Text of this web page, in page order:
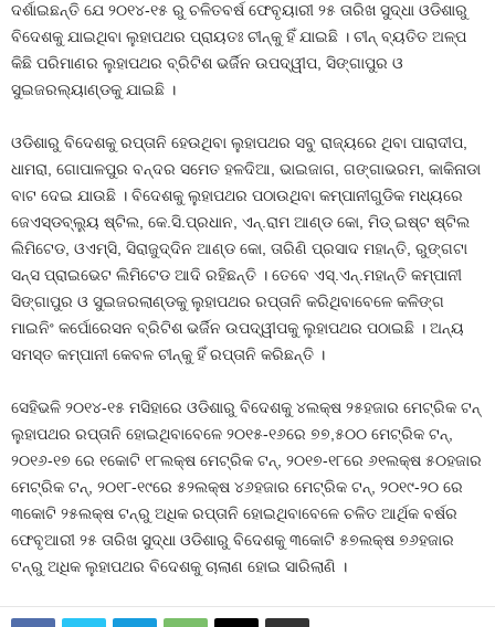
ଦର୍ଶାଇଛନ୍ତି ଯେ ୨୦୧୪-୧୫ ରୁ ଚଳିତବର୍ଷ ଫେବୃୟାରୀ ୨୫ ତାରିଖ ସୁଦ୍ଧା ଓଡିଶାରୁ
ବିଦେଶକୁ ଯାଇଥିବା ଲୁହାପଥର ପ୍ରାୟତଃ ଚୀନ୍‍କୁ ହିଁ ଯାଇଛି । ଚୀନ୍‍ ବ୍ୟତିତ ଅଳ୍ପ
କିଛି ପରିମାଣର ଲୁହାପଥର ବ୍ରିଟିଶ ଭର୍ଜିନ ଉପଦ୍ୱୀପ, ସିଙ୍ଗାପୁର ଓ
ସୁଇଜରଲ୍ୟାଣ୍ଡକୁ ଯାଇଛି ।
ଓଡିଶାରୁ ବିଦେଶକୁ ରପ୍ତାନି ହେଉଥିବା ଲୁହାପଥର ସବୁ ରାଜ୍ୟରେ ଥିବା ପାରାଦୀପ,
ଧାମରା, ଗୋପାଳପୁର ବନ୍ଦର ସମେତ ହଳଦିଆ, ଭାଇଜାଗ, ଗଙ୍ଗାଭରମ, କାକିନାଡା
ବାଟ ଦେଇ ଯାଉଛି । ବିଦେଶକୁ ଲୁହାପଥର ପଠାଉଥିବା କମ୍ପାନୀଗୁଡିକ ମଧ୍ୟରେ
ଜେଏସ୍‍ଡବ୍ଲ୍ୟୁ ଷ୍ଟିଲ, କେ.ସି.ପ୍ରଧାନ, ଏନ୍‍.ରାମ ଆଣ୍ଡ କୋ, ମିଡ୍‍ ଇଷ୍ଟ ଷ୍ଟିଲ
ଲିମିଟେଡ, ଓଏମ୍‍ସି, ସିରାଜୁଦ୍ଦିନ ଆଣ୍ଡ କୋ, ତାରିଣି ପ୍ରସାଦ ମହାନ୍ତି, ରୁଙ୍ଗଟା
ସନ୍ସ ପ୍ରାଇଭେଟ ଲିମିଟେଡ ଆଦି ରହିଛନ୍ତି । ତେବେ ଏସ୍‍.ଏନ୍‍.ମହାନ୍ତି କମ୍ପାନୀ
ସିଙ୍ଗାପୁର ଓ ସୁଇଜରଲାଣ୍ଡକୁ ଲୁହାପଥର ରପ୍ତାନି କରିଥିବାବେଳେ କଳିଙ୍ଗ
ମାଇନିଂ କର୍ପୋରେସନ ବ୍ରିଟିଶ ଭର୍ଜିନ ଉପଦ୍ୱୀପକୁ ଲୁହାପଥର ପଠାଇଛି । ଅନ୍ୟ
ସମସ୍ତ କମ୍ପାନୀ କେବଳ ଚୀନ୍‍କୁ ହିଁ ରପ୍ତାନି କରିଛନ୍ତି ।
ସେହିଭଳି ୨୦୧୪-୧୫ ମସିହାରେ ଓଡିଶାରୁ ବିଦେଶକୁ ୪ଲକ୍ଷ ୨୫ହଜାର ମେଟ୍ରିକ ଟନ୍‍
ଲୁହାପଥର ରପ୍ତାନି ହୋଇଥିବାବେଳେ ୨୦୧୫-୧୬ରେ ୭୭,୫୦୦ ମେଟ୍ରିକ ଟନ୍‍,
୨୦୧୬-୧୭ ରେ ୧କୋଟି ୧୮ଲକ୍ଷ ମେଟ୍ରିକ ଟନ୍‍, ୨୦୧୭-୧୮ରେ ୬୧ଲକ୍ଷ ୫୦ହଜାର
ମେଟ୍ରିକ ଟନ୍‍, ୨୦୧୮-୧୯ରେ ୫୨ଲକ୍ଷ ୪୬ହଜାର ମେଟ୍ରିକ ଟନ୍‍, ୨୦୧୯-୨୦ ରେ
୩କୋଟି ୨୫ଲକ୍ଷ ଟନ୍‍ରୁ ଅଧିକ ରପ୍ତାନି ହୋଇଥିବାବେଳେ ଚଳିତ ଆର୍ଥିକ ବର୍ଷର
ଫେବୃଆରୀ ୨୫ ତାରିଖ ସୁଦ୍ଧା ଓଡିଶାରୁ ବିଦେଶକୁ ୩କୋଟି ୫୭ଲକ୍ଷ ୭୬ହଜାର
ଟନ୍‍ରୁ ଅଧିକ ଲୁହାପଥର ବିଦେଶକୁ ଚାଲାଣ ହୋଇ ସାରିଲାଣି ।